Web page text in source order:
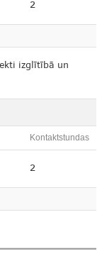
2
izglītībā un
Kontaktstundas
2